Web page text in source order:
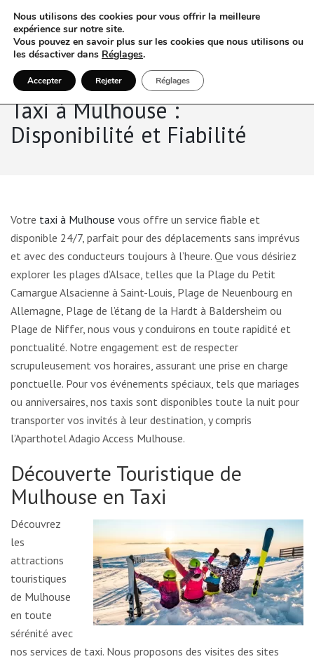
Taxi à Mulhouse :
Disponibilité et Fiabilité
Votre taxi à Mulhouse vous offre un service fiable et
disponible 24/7, parfait pour des déplacements sans imprévus
et avec des conducteurs toujours à l’heure. Que vous désiriez
explorer les plages d’Alsace, telles que la Plage du Petit
Camargue Alsacienne à Saint-Louis, Plage de Neuenbourg en
Allemagne, Plage de l’étang de la Hardt à Baldersheim ou
Plage de Niffer, nous vous y conduirons en toute rapidité et
ponctualité. Notre engagement est de respecter
scrupuleusement vos horaires, assurant une prise en charge
ponctuelle. Pour vos événements spéciaux, tels que mariages
ou anniversaires, nos taxis sont disponibles toute la nuit pour
transporter vos invités à leur destination, y compris
l’Aparthotel Adagio Access Mulhouse.
Découverte Touristique de
Mulhouse en Taxi
Découvrez
les
attractions
touristiques
de Mulhouse
en toute
sérénité avec
nos services de taxi. Nous proposons des visites des sites
Nous utilisons des cookies pour vous offrir la meilleure
expérience sur notre site.
Vous pouvez en savoir plus sur les cookies que nous utilisons ou
les désactiver dans Réglages.
Accepter Rejeter Réglages